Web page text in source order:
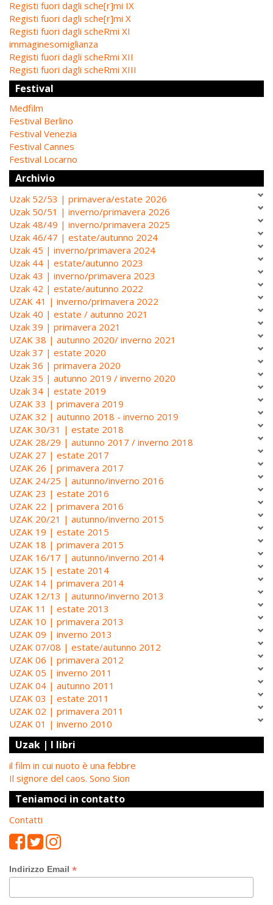
Registi fuori dagli sche[r]mi IX
Registi fuori dagli sche[r]mi X
Registi fuori dagli scheRmi XI
immaginesomiglianza
Registi fuori dagli scheRmi XII
Registi fuori dagli scheRmi XIII
Festival
Medfilm
Festival Berlino
Festival Venezia
Festival Cannes
Festival Locarno
Archivio
Uzak 52/53 | primavera/estate 2026
Uzak 50/51 | inverno/primavera 2026
Uzak 48/49 | inverno/primavera 2025
Uzak 46/47 | estate/autunno 2024
Uzak 45 | inverno/primavera 2024
Uzak 44 | estate/autunno 2023
Uzak 43 | inverno/primavera 2023
Uzak 42 | estate/autunno 2022
UZAK 41 | inverno/primavera 2022
Uzak 40 | estate / autunno 2021
Uzak 39 | primavera 2021
UZAK 38 | autunno 2020/ inverno 2021
Uzak 37 | estate 2020
Uzak 36 | primavera 2020
Uzak 35 | autunno 2019 / inverno 2020
Uzak 34 | estate 2019
UZAK 33 | primavera 2019
UZAK 32 | autunno 2018 - inverno 2019
UZAK 30/31 | estate 2018
UZAK 28/29 | autunno 2017 / inverno 2018
UZAK 27 | estate 2017
UZAK 26 | primavera 2017
UZAK 24/25 | autunno/inverno 2016
UZAK 23 | estate 2016
UZAK 22 | primavera 2016
UZAK 20/21 | autunno/inverno 2015
UZAK 19 | estate 2015
UZAK 18 | primavera 2015
UZAK 16/17 | autunno/inverno 2014
UZAK 15 | estate 2014
UZAK 14 | primavera 2014
UZAK 12/13 | autunno/inverno 2013
UZAK 11 | estate 2013
UZAK 10 | primavera 2013
UZAK 09 | inverno 2013
UZAK 07/08 | estate/autunno 2012
UZAK 06 | primavera 2012
UZAK 05 | inverno 2011
UZAK 04 | autunno 2011
UZAK 03 | estate 2011
UZAK 02 | primavera 2011
UZAK 01 | inverno 2010
Uzak | I libri
il film in cui nuoto è una febbre
Il signore del caos. Sono Sion
Teniamoci in contatto
Contatti
Indirizzo Email *